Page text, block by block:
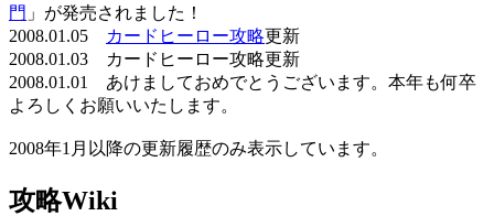
門 」が発売されました！
2008.01.05
カードヒーロー攻略更新
2008.01.03 カードヒーロー攻略更新
2008.01.01 あけましておめでとうございます。本年も何卒
よろしくお願いいたします。
2008年1月以降の更新履歴のみ表示しています。
攻略Wiki